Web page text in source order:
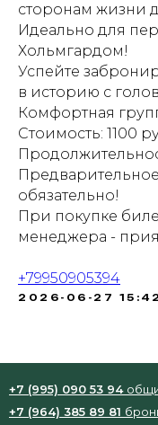
сторонам жизни
Идеально для
Хольмгардом!
Успейте
в историю с
Комфортная
Стоимость: 1100
обязательно!
При покупке
менеджера -
+79950905394
2026-06-27 15:42
+7 (995) 090 53 94
+7 (964) 385 89 81